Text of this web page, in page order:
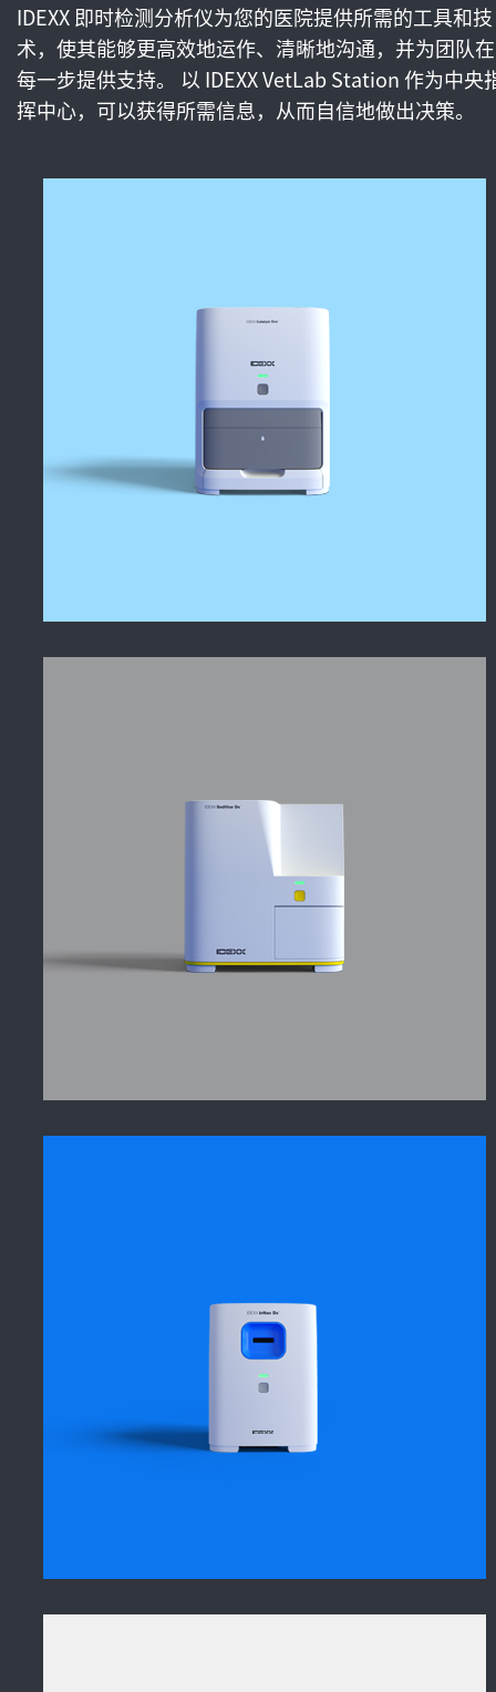
IDEXX 即时检测分析仪为您的医院提供所需的工具和技
术，使其能够更高效地运作、清晰地沟通，并为团队在
每一步提供支持。 以 IDEXX VetLab Station 作为中央
挥中心，可以获得所需信息，从而自信地做出决策。